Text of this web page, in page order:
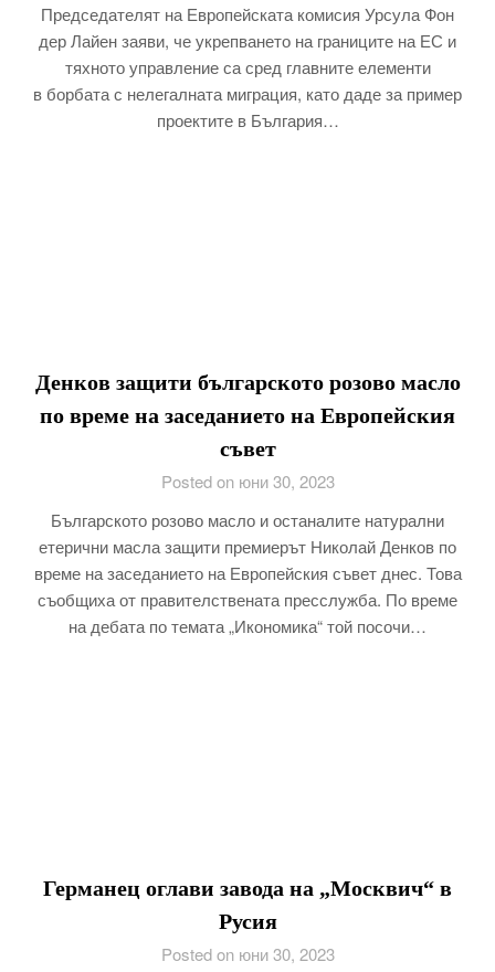
Председателят на Европейската комисия Урсула Фон
дер Лайен заяви, че укрепването на границите на ЕС и
тяхното управление са сред главните елементи
в борбата с нелегалната миграция, като даде за пример
проектите в България…
Денков защити българското розово масло
по време на заседанието на Европейския
съвет
Posted on юни 30, 2023
Българското розово масло и останалите натурални
етерични масла защити премиерът Николай Денков по
време на заседанието на Европейския съвет днес. Това
съобщиха от правителствената пресслужба. По време
на дебата по темата „Икономика“ той посочи…
Германец оглави завода на „Москвич“ в
Русия
Posted on юни 30, 2023